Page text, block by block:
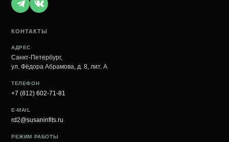
КОНТАКТЫ
АДРЕС
Санкт-Петербург,
ул. Фёдора Абрамова, д. 8, лит. А
ТЕЛЕФОН
+7 (812) 602-71-81
E-MAIL
rd2@susaninfits.ru
РЕЖИМ РАБОТЫ